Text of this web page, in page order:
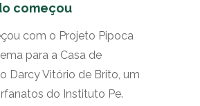
começou
com o Projeto Pipoca
para a Casa de
Darcy Vitório de Brito, um
do Instituto Pe.